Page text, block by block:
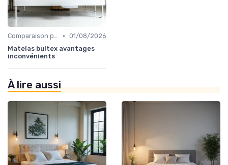
Comparaison par marque • 01/08/2026
Matelas bultex avantages
inconvénients
À lire aussi